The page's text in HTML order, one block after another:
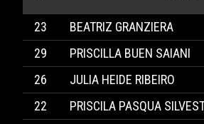
23
BEATRIZ GRANZIERA
29
PRISCILLA BUEN SAIANI
26
JULIA HEIDE RIBEIRO
22
PRISCILA PASQUA